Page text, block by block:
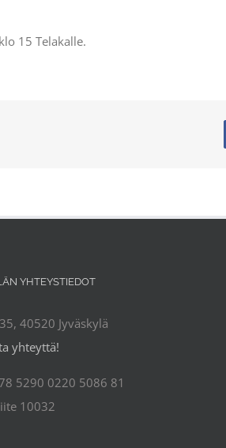
15 Telakalle.
YHTEYSTIEDOT
40520 Jyväskylä
yhteyttä!
5290 0220 5086 81
10032